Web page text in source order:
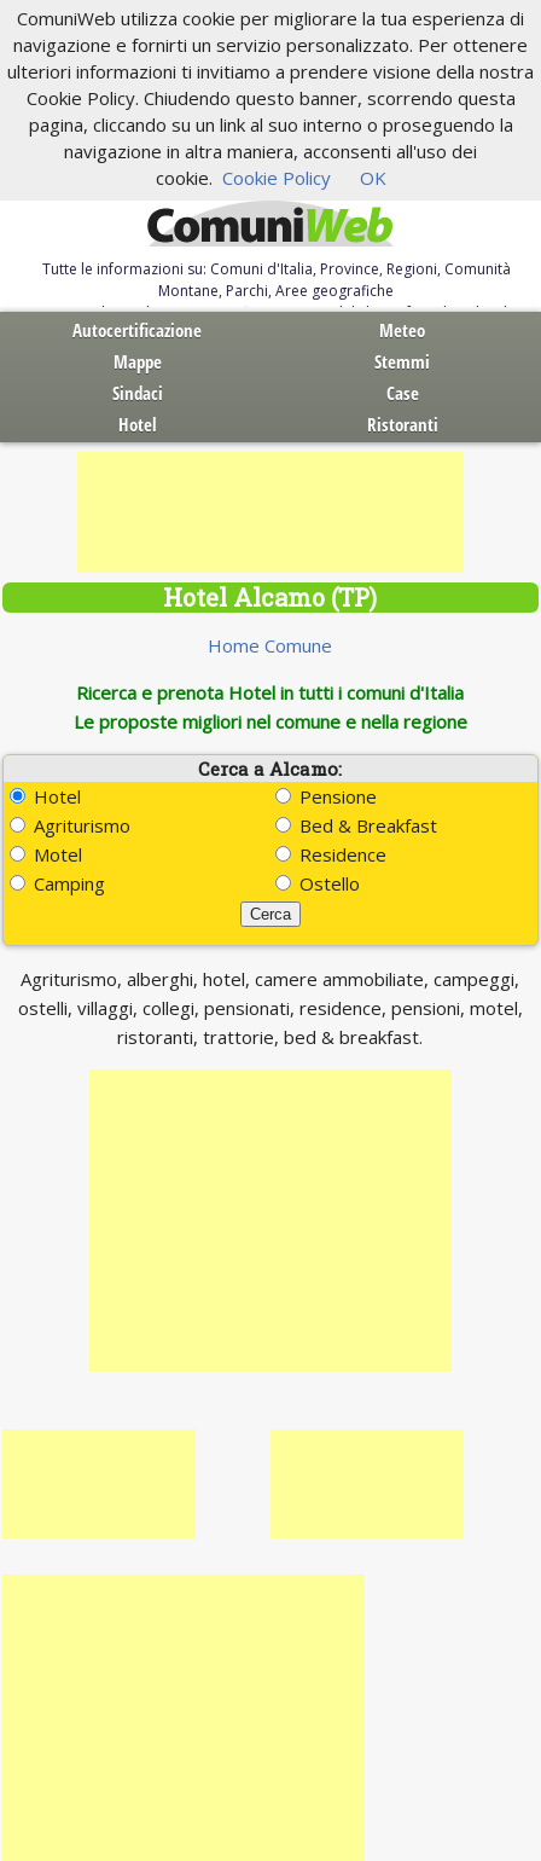
ComuniWeb utilizza cookie per migliorare la tua esperienza di
navigazione e fornirti un servizio personalizzato. Per ottenere
ulteriori informazioni ti invitiamo a prendere visione della nostra
Cookie Policy. Chiudendo questo banner, scorrendo questa
pagina, cliccando su un link al suo interno o proseguendo la
navigazione in altra maniera, acconsenti all'uso dei
cookie. Cookie Policy OK
Tutte le informazioni su: Comuni d'Italia, Province, Regioni, Comunità
Montane, Parchi, Aree geografiche
Servizi al Cittadino. Autocertificazione, moduli, leggi, free download
Autocertificazione
Meteo
Mappe
Stemmi
Sindaci
Case
Hotel
Ristoranti
Hotel Alcamo (TP)
Home Comune
Ricerca e prenota Hotel in tutti i comuni d'Italia
Le proposte migliori nel comune e nella regione
Cerca a Alcamo:
Hotel
Pensione
Agriturismo
Bed & Breakfast
Motel
Residence
Camping
Ostello
Agriturismo, alberghi, hotel, camere ammobiliate, campeggi,
ostelli, villaggi, collegi, pensionati, residence, pensioni, motel,
ristoranti, trattorie, bed & breakfast.